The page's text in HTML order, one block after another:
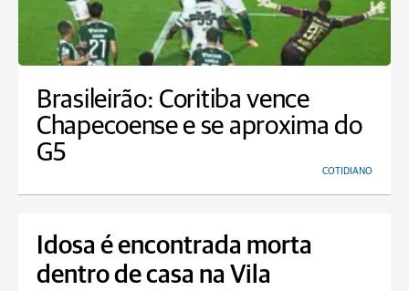
Brasileirão: Coritiba vence
Chapecoense e se aproxima do
G5
COTIDIANO
Idosa é encontrada morta
dentro de casa na Vila